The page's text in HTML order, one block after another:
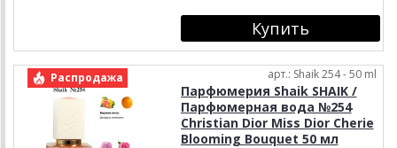
Распродажа арт.: Shaik 254 - 50 ml
Парфюмерия Shaik SHAIK /
Парфюмерная вода №254
Christian Dior Miss Dior Cherie
Blooming Bouquet 50 мл